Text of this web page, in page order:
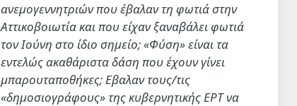
ανεμογεννητριών που έβαλαν τη φωτιά στην
Αττικοβοιωτία και που είχαν ξαναβάλει φωτιά
τον Ιούνη στο ίδιο σημείο; «Φύση» είναι τα
εντελώς ακαθάριστα δάση που έχουν γίνει
μπαρουταποθήκες; Εβαλαν τους/τις
«δημοσιογράφους» της κυβερνητικής ΕΡΤ να